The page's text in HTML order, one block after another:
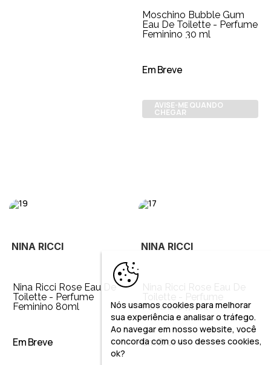
Moschino Bubble Gum
Eau De Toilette - Perfume
Feminino 30 ml
Em Breve
AVISE-ME QUANDO
CHEGAR
NINA RICCI
Nina Ricci Rose Eau De
Toilette - Perfume
Feminino 80ml
Em Breve
NINA RICCI
Nina Ricci Rose Eau De
Toilette - Perfume
Feminino 30ml
Em Breve
Nós usamos cookies para melhorar
sua experiência e analisar o tráfego.
Ao navegar em nosso website, você
concorda com o uso desses cookies,
ok?